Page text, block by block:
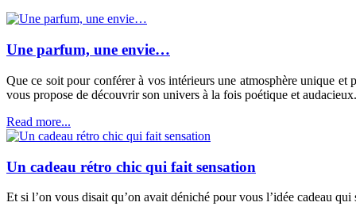
Une parfum, une envie…
Que ce soit pour conférer à vos intérieurs une atmosphère unique
vous propose de découvrir son univers à la fois poétique et
Read more...
Un cadeau rétro chic qui fait sensation
Et si l’on vous disait qu’on avait déniché pour vous l’idée cadeau